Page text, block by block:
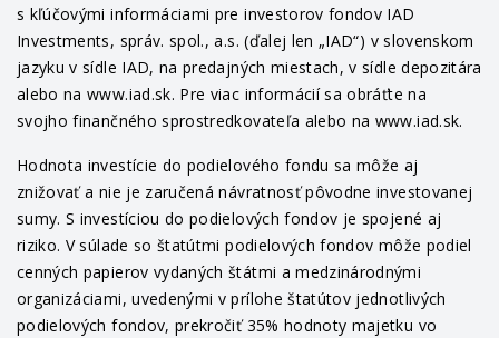
s kľúčovými informáciami pre investorov fondov IAD
Investments, správ. spol., a.s. (ďalej len „IAD“) v slovenskom
jazyku v sídle IAD, na predajných miestach, v sídle depozitára
alebo na www.iad.sk. Pre viac informácií sa obráťte na
svojho finančného sprostredkovateľa alebo na www.iad.sk.
Hodnota investície do podielového fondu sa môže aj
znižovať a nie je zaručená návratnosť pôvodne investovanej
sumy. S investíciou do podielových fondov je spojené aj
riziko. V súlade so štatútmi podielových fondov môže podiel
cenných papierov vydaných štátmi a medzinárodnými
organizáciami, uvedenými v prílohe štatútov jednotlivých
podielových fondov, prekročiť 35% hodnoty majetku vo